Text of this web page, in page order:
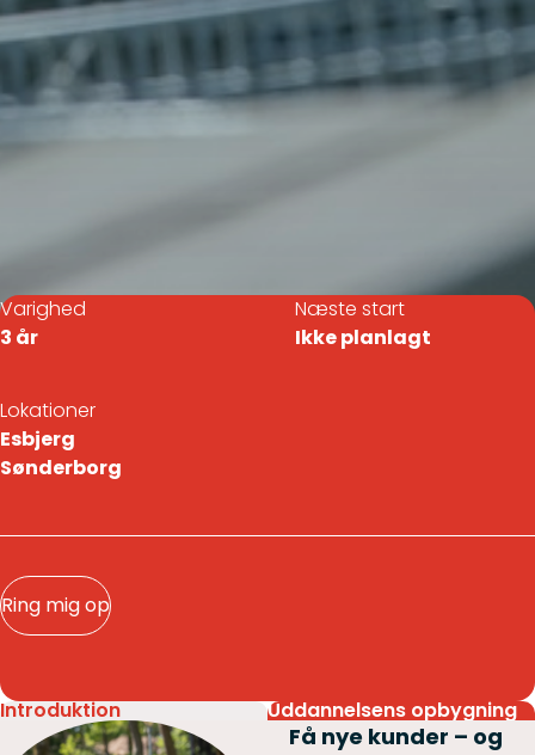
Varighed
3 år
Næste start
Ikke planlagt
Lokationer
Esbjerg
Sønderborg
Ring mig op
Introduktion Uddannelsens opbygning
Få nye kunder – og